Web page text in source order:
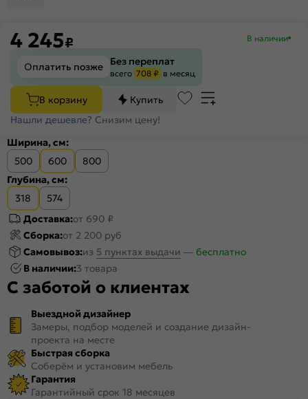
4 245₽ В наличии
Оплатить позже Без переплат
всего 708 ₽ в месяц
В корзину
Купить
Нашли дешевле? Снизим цену!
Ширина, см:
500
600
800
Глубина, см:
318
574
Доставка:от 690 ₽
Сборка:от 2 200 руб
Самовывоз:из 5 пунктах выдачи — бесплатно
В наличии:3 товара
С заботой о клиентах
Выездной дизайнер
Замеры, подбор моделей и создание дизайн-
проекта на месте
Быстрая сборка
Соберём и установим мебель
Гарантия
Гарантийный срок 18 месяцев